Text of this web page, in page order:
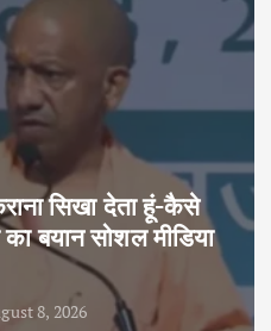
सिखा देता हूं-कैसे
का बयान सोशल मीडिया
8, 2026